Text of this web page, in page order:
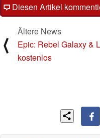
Diesen Artikel
⟨
Ältere News
Epic: Rebel Galaxy &
kostenlos